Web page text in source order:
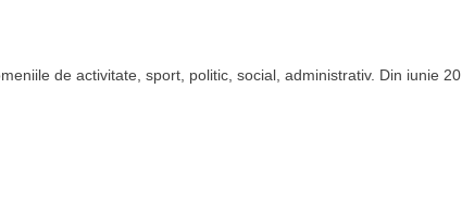
de activitate, sport, politic, social, administrativ. Din iunie